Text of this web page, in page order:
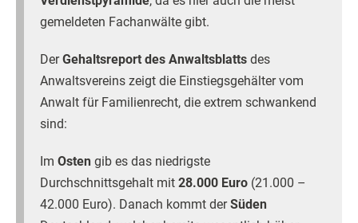
gemeldeten Fachanwälte gibt.
DerGehaltsreport des Anwaltsblatts des
Anwaltsvereins zeigt die Einstiegsgehälter vom
Anwalt für Familienrecht, die extrem schwankend
sind:
Im Osten gib es das niedrigste
Durchschnittsgehalt mit 28.000 Euro (21.000 –
42.000 Euro). Danach kommt derSüden